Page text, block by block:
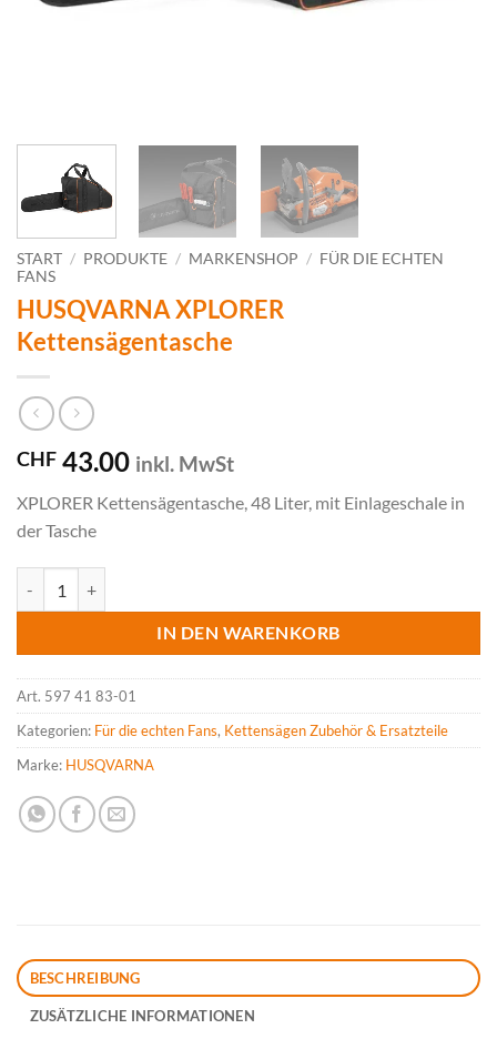
START / PRODUKTE / MARKENSHOP / FÜR DIE ECHTEN
FANS
HUSQVARNA XPLORER
Kettensägentasche
CHF 43.00 inkl. MwSt
XPLORER Kettensägentasche, 48 Liter, mit Einlageschale in
der Tasche
IN DEN WARENKORB
Art. 597 41 83-01
Kategorien: Für die echten Fans, Kettensägen Zubehör & Ersatzteile
Marke: HUSQVARNA
BESCHREIBUNG
ZUSÄTZLICHE INFORMATIONEN